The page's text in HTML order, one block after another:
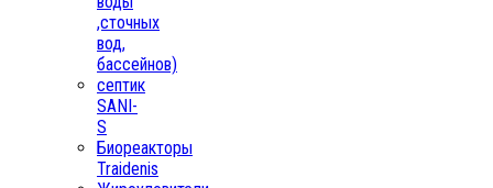
,сточных
вод,
бассейнов)
септик
SANI-
S
Биореакторы
Traidenis